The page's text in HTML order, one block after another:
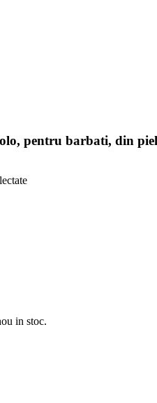
pentru barbati, din
in stoc.